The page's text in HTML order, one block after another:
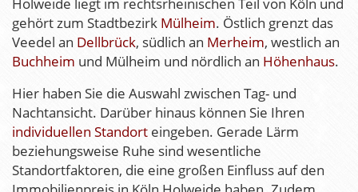
gehört zum Stadtbezirk Mülheim. Östlich grenzt das
Veedel an Dellbrück, südlich an Merheim, westlich an
Buchheim und Mülheim und nördlich an Höhenhaus.
Hier haben Sie die Auswahl zwischen Tag- und
Nachtansicht. Darüber hinaus können Sie Ihren
individuellen Standort eingeben. Gerade Lärm
beziehungsweise Ruhe sind wesentliche
Standortfaktoren, die eine großen Einfluss auf den